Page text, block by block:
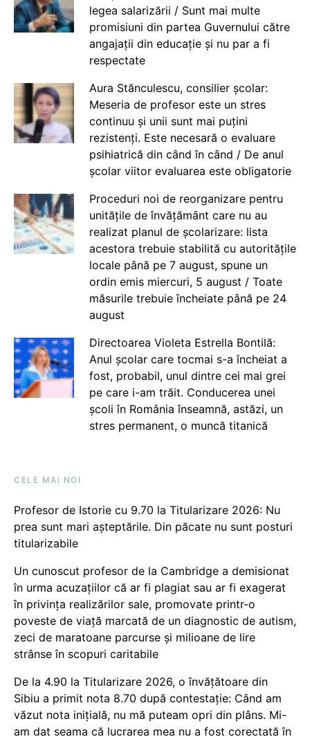
legea salarizării / Sunt mai multe
promisiuni din partea Guvernului către
angajații din educație și nu par a fi
respectate
Aura Stănculescu, consilier școlar:
Meseria de profesor este un stres
continuu și unii sunt mai puțini
rezistenți. Este necesară o evaluare
psihiatrică din când în când / De anul
școlar viitor evaluarea este obligatorie
Proceduri noi de reorganizare pentru
unitățile de învățământ care nu au
realizat planul de școlarizare: lista
acestora trebuie stabilită cu autoritățile
locale până pe 7 august, spune un
ordin emis miercuri, 5 august / Toate
măsurile trebuie încheiate până pe 24
august
Directoarea Violeta Estrella Bontilă:
Anul școlar care tocmai s-a încheiat a
fost, probabil, unul dintre cei mai grei
pe care i-am trăit. Conducerea unei
școli în România înseamnă, astăzi, un
stres permanent, o muncă titanică
CELE MAI NOI
Profesor de Istorie cu 9.70 la Titularizare 2026: Nu
prea sunt mari așteptările. Din păcate nu sunt posturi
titularizabile
Un cunoscut profesor de la Cambridge a demisionat
în urma acuzațiilor că ar fi plagiat sau ar fi exagerat
în privința realizărilor sale, promovate printr-o
poveste de viață marcată de un diagnostic de autism,
zeci de maratoane parcurse și milioane de lire
strânse în scopuri caritabile
De la 4.90 la Titularizare 2026, o învățătoare din
Sibiu a primit nota 8.70 după contestație: Când am
văzut nota inițială, nu mă puteam opri din plâns. Mi-
am dat seama că lucrarea mea nu a fost corectată în